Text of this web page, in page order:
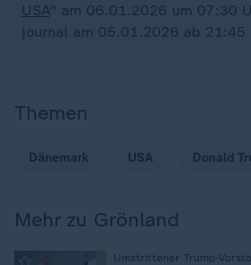
USA" am 06.01.2026 um 07:30
journal am 05.01.2026 ab 21:45
Themen
Dänemark USA Donald
Mehr zu Grönland
Umstrittener Trump-